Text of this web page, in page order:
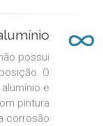
possui
O
e
pintura
corrosão